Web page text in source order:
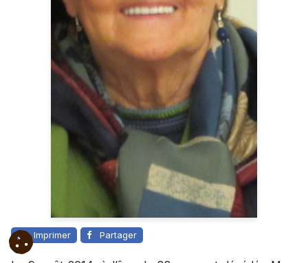
Imprimer Partager